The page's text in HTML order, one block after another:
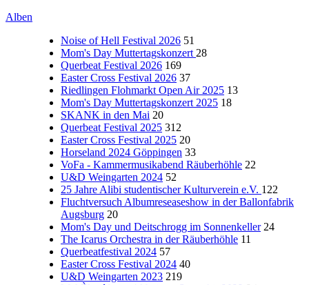
Alben
Noise of Hell Festival 2026 51
Mom's Day Muttertagskonzert 28
Querbeat Festival 2026 169
Easter Cross Festival 2026 37
Riedlingen Flohmarkt Open Air 2025 13
Mom's Day Muttertagskonzert 2025 18
SKANK in den Mai 20
Querbeat Festival 2025 312
Easter Cross Festival 2025 20
Horseland 2024 Göppingen 33
VoFa - Kammermusikabend Räuberhöhle 22
U&D Weingarten 2024 52
25 Jahre Alibi studentischer Kulturverein e.V. 122
Fluchtversuch Albumreseaseshow in der Ballonfabrik
Augsburg 20
Mom's Day und Deitschrogg im Sonnenkeller 24
The Icarus Orchestra in der Räuberhöhle 11
Querbeatfestival 2024 57
Easter Cross Festival 2024 40
U&D Weingarten 2023 219